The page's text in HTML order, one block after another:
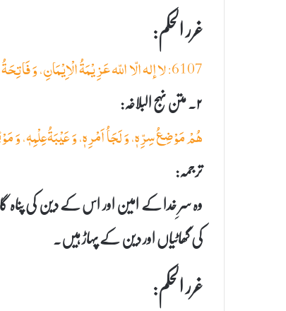
غرر الحکم:
6107: لا إله الّا اللّه عَزِیْمَةُ الْاِیْمَانِ، وَ فَاتِحَةُ الْاِحْسَانِ، وَ مَرْضَاةُ الرَّحْمٰنِ، وَ مَدْحَرَةُ الشَّیْطٰنِ
۲۔ متن نہج البلاغہ:
هُمْ مَوْضِعُ سِرِّهٖ، وَ لَجَاُ اَمْرِهٖ، وَ عَیْبَةُعِلْمِهٖ، وَ
ترجمہ:
وہ سرِ خدا کے امین اور اس کے دین کی
کی گھاٹیاں اور دین کے پہاڑ ہیں۔
غرر الحکم: